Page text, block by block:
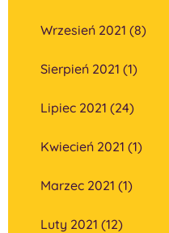
Wrzesień 2021 (8)
Sierpień 2021 (1)
Lipiec 2021 (24)
Kwiecień 2021 (1)
Marzec 2021 (1)
Luty 2021 (12)